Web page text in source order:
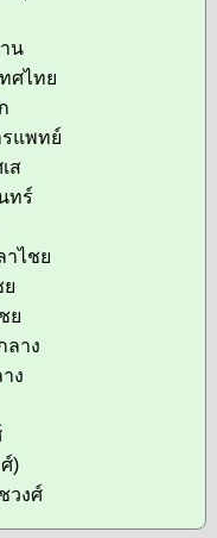
น
ศไทย
แพทย์
ส
ทร์
าไชย
ย
ลาง
ง
)
วงศ์